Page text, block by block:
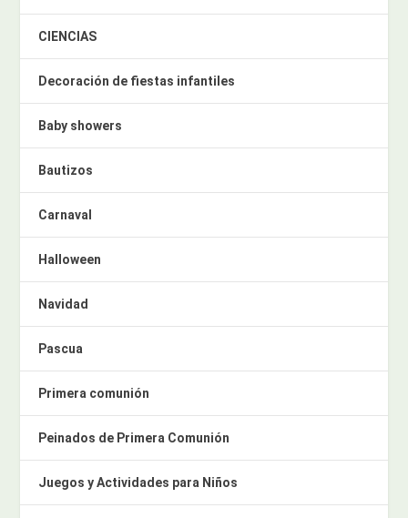
CIENCIAS
Decoración de fiestas infantiles
Baby showers
Bautizos
Carnaval
Halloween
Navidad
Pascua
Primera comunión
Peinados de Primera Comunión
Juegos y Actividades para Niños